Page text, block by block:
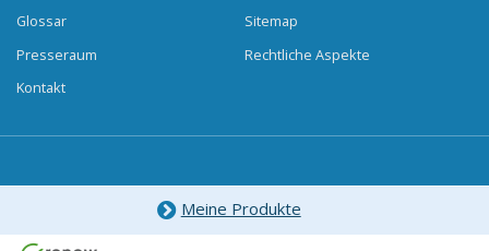
Glossar
Presseraum
Kontakt
Sitemap
Rechtliche Aspekte
Meine Produkte